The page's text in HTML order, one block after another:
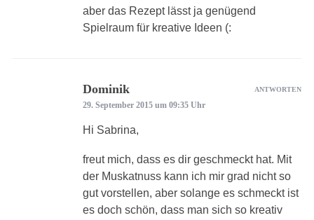
aber das Rezept lässt ja genügend
Spielraum für kreative Ideen (:
Dominik
29. September 2015 um 09:35 Uhr
Hi Sabrina,
freut mich, dass es dir geschmeckt hat. Mit
der Muskatnuss kann ich mir grad nicht so
gut vorstellen, aber solange es schmeckt ist
es doch schön, dass man sich so kreativ
ANTWORTEN